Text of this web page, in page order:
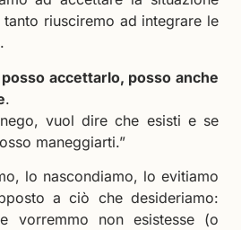
riusciremo ad integrare le
accettarlo, posso anche
.
vuol dire che esisti e se
maneggiarti.”
lo nascondiamo, lo evitiamo
a ciò che desideriamo:
vorremmo non esistesse (o